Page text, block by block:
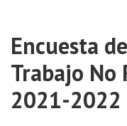
Encuesta
Trabajo No
2021-2022